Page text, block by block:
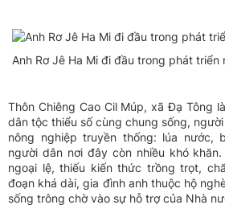
Anh Rơ Jê Ha Mi đi đầu trong phát triển
Thôn Chiêng Cao Cil Múp, xã Đạ Tông
dân tộc thiểu số cùng chung sống,
nông nghiệp truyền thống: lúa nước,
người dân nơi đây còn nhiều khó
ngoại lệ, thiếu kiến thức trồng trọt,
đoạn khá dài, gia đình anh thuộc hộ
sống trông chờ vào sự hỗ trợ của Nhà